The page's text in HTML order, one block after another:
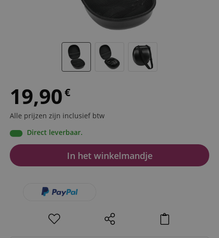
19,90€
Alle prijzen zijn inclusief btw
Direct leverbaar.
In het winkelmandje